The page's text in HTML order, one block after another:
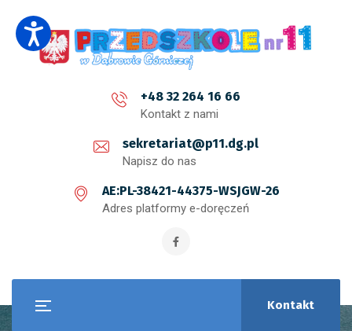
+48 32 264 16 66
Kontakt z nami
sekretariat@p11.dg.pl
Napisz do nas
AE:PL-38421-44375-WSJGW-26
Adres platformy e-doręczeń
Kontakt